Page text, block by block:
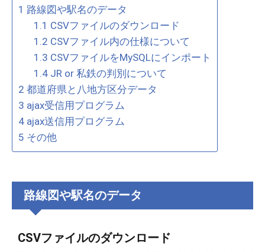
1 路線図や駅名のデータ
1.1 CSVファイルのダウンロード
1.2 CSVファイル内の仕様について
1.3 CSVファイルをMySQLにインポート
1.4JR or 私鉄の判別について
2 都道府県と八地方区分データ
3 ajax受信用プログラム
4 ajax送信用プログラム
5 その他
路線図や駅名のデータ
CSVファイルのダウンロード